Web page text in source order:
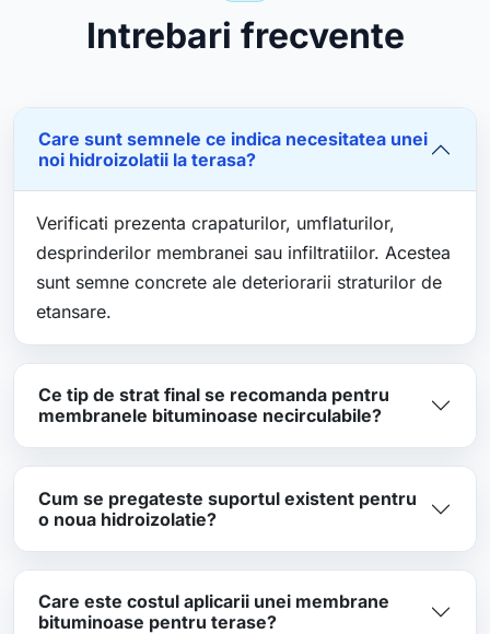
Intrebari frecvente
Care sunt semnele ce indica necesitatea unei
noi hidroizolatii la terasa?
Verificati prezenta crapaturilor, umflaturilor,
desprinderilor membranei sau infiltratiilor. Acestea
sunt semne concrete ale deteriorarii straturilor de
etansare.
Ce tip de strat final se recomanda pentru
membranele bituminoase necirculabile?
Cum se pregateste suportul existent pentru
o noua hidroizolatie?
Care este costul aplicarii unei membrane
bituminoase pentru terase?